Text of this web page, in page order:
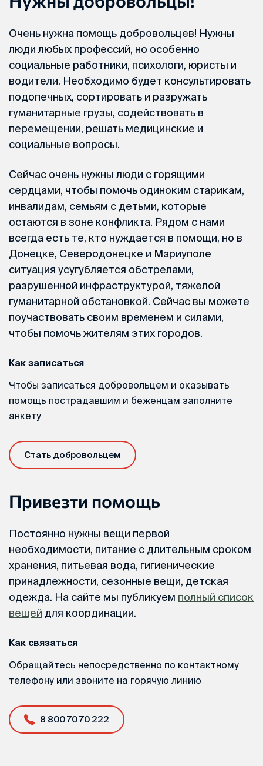
Очень нужна помощь добровольцев! Нужны
люди любых профессий, но особенно
социальные работники, психологи, юристы и
водители. Необходимо будет консультировать
подопечных, сортировать и разружать
гуманитарные грузы, содействовать в
перемещении, решать медицинские и
социальные вопросы.
Сейчас очень нужны люди с горящими
сердцами, чтобы помочь одиноким старикам,
инвалидам, семьям с детьми, которые
остаются в зоне конфликта. Рядом с нами
всегда есть те, кто нуждается в помощи, но в
Донецке, Северодонецке и Мариуполе
ситуация усугубляется обстрелами,
разрушенной инфраструктурой, тяжелой
гуманитарной обстановкой. Сейчас вы можете
поучаствовать своим временем и силами,
чтобы помочь жителям этих городов.
Как записаться
Чтобы записаться добровольцем и оказывать
помощь пострадавшим и беженцам заполните
анкету
Стать добровольцем
Привезти помощь
Постоянно нужны вещи первой
необходимости, питание с длительным сроком
хранения, питьевая вода, гигиенические
принадлежности, сезонные вещи, детская
одежда. На сайте мы публикуем полный список
вещей для координации.
Как связаться
Обращайтесь непосредственно по контактному
телефону или звоните на горячую линию
8 800 70 70 222